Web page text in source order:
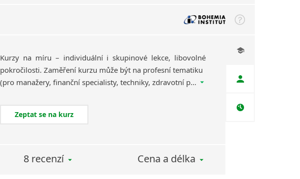
Kurzy na míru – individuální i skupinové lekce, libovolné
pokročilosti. Zaměření kurzu může být na profesní tematiku
(pro manažery, finanční specialisty, techniky, zdravotní pracovníky, mezinárodní obchod aj.). Kurzy ve firmě, jazykové škole nebo on-line.
Zeptat se na kurz
8 recenzí Cena a délka